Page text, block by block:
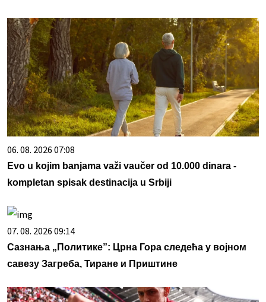
06. 08. 2026 07:08
Evo u kojim banjama važi vaučer od 10.000 dinara -
kompletan spisak destinacija u Srbiji
07. 08. 2026 09:14
Сазнања „Политике”: Црна Гора следећа у војном
савезу Загреба, Тиране и Приштине